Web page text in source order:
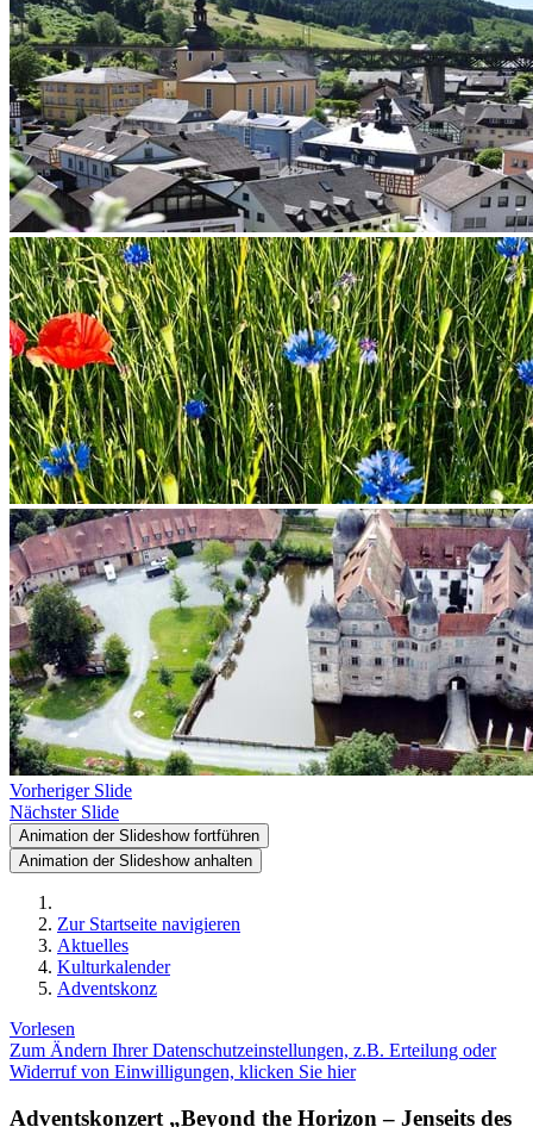
Vorheriger Slide
Nächster Slide
Animation der Slideshow fortführen
Animation der Slideshow anhalten
Zur Startseite navigieren
Aktuelles
Kulturkalender
Adventskonz
Vorlesen
Zum Ändern Ihrer Datenschutzeinstellungen, z.B. Erteilung oder
Widerruf von Einwilligungen, klicken Sie hier
Adventskonzert „Beyond the Horizon – Jenseits des